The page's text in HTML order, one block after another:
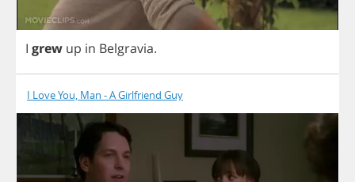
I grew up in Belgravia.
I Love You, Man - A Girlfriend Guy